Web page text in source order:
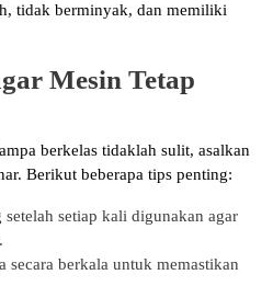
tidak berminyak, dan memiliki
Mesin Tetap
berkelas tidaklah sulit, asalkan
Berikut beberapa tips penting:
setiap kali digunakan agar
secara berkala untuk memastikan